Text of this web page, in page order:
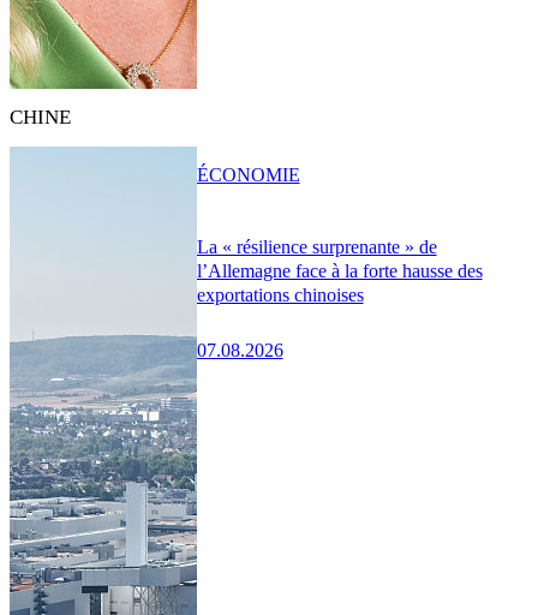
CHINE
La « résilience surprenante » de
l’Allemagne face à la forte hausse des
exportations chinoises
07.08.2026
ÉCONOMIE